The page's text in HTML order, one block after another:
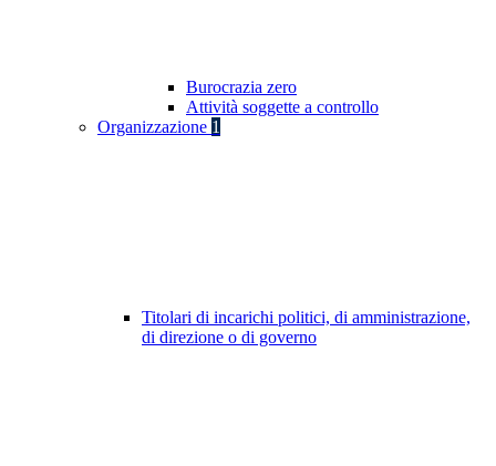
Burocrazia zero
Attività soggette a controllo
Organizzazione 1
Titolari di incarichi politici, di amministrazione,
di direzione o di governo